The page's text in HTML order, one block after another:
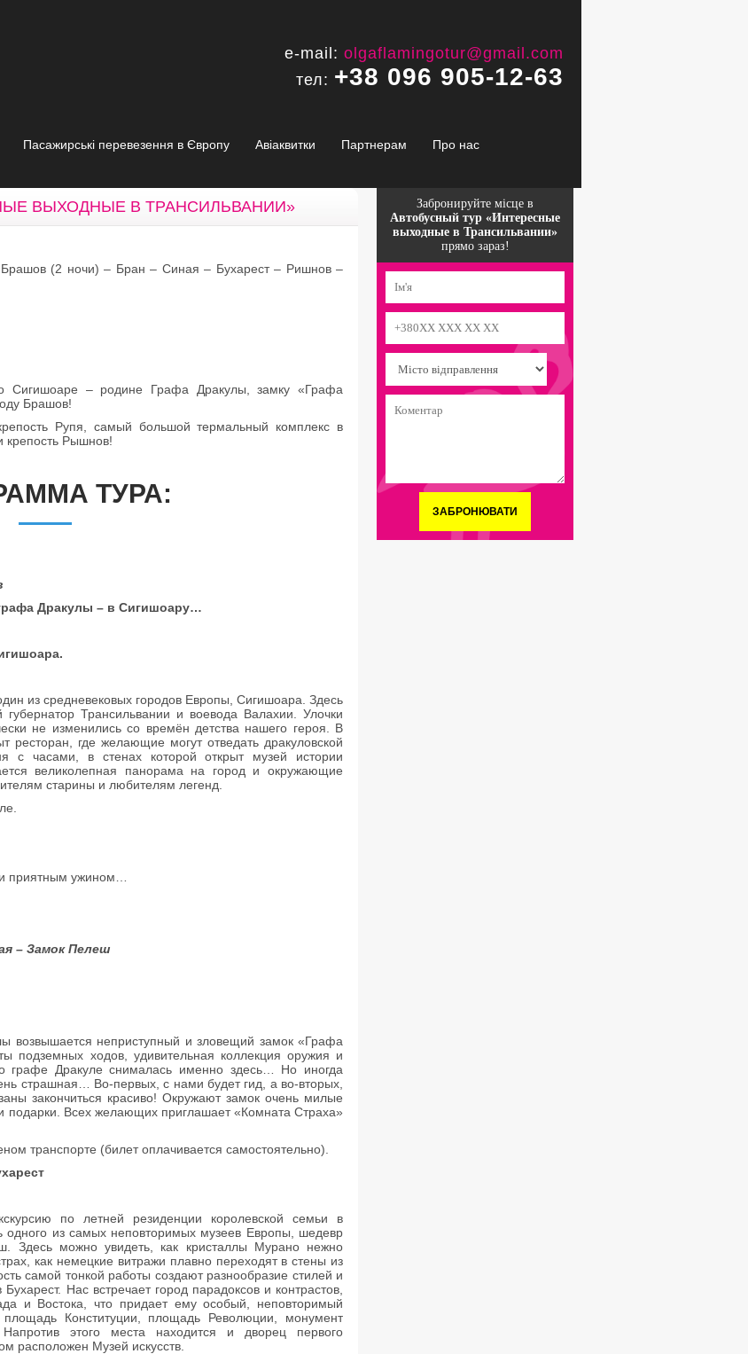
e-mail: olgaflamingotur@gmail.com
тел: +38 096 905-12-63
Пасажирські перевезення в Європу Авіаквитки Партнерам
Про нас
ВЫХОДНЫЕ В ТРАНСИЛЬВАНИИ»
(2 ночи) – Бран – Синая – Бухарест – Ришнов –
Сигишоаре – родине Графа Дракулы, замку «Графа
Брашов!
Рупя, самый большой термальный комплекс в
крепость Рышнов!
ТУРА:
Дракулы – в Сигишоару…
из средневековых городов Европы, Сигишоара. Здесь
Трансильвании и воевода Валахии. Улочки
не изменились со времён детства нашего героя. В
ресторан, где желающие могут отведать дракуловской
с часами, в стенах которой открыт музей истории
великолепная панорама на город и окружающие
старины и любителям легенд.
приятным ужином…
– Замок Пелеш
возвышается неприступный и зловещий замок «Графа
подземных ходов, удивительная коллекция оружия и
графе Дракуле снималась именно здесь… Но иногда
страшная… Во-первых, с нами будет гид, а во-вторых,
закончиться красиво! Окружают замок очень милые
подарки. Всех желающих приглашает «Комната Страха»
транспорте (билет оплачивается самостоятельно).
по летней резиденции королевской семьи в
из самых неповторимых музеев Европы, шедевр
Здесь можно увидеть, как кристаллы Мурано нежно
как немецкие витражи плавно переходят в стены из
самой тонкой работы создают разнообразие стилей и
Нас встречает город парадоксов и контрастов,
и Востока, что придает ему особый, неповторимый
площадь Конституции, площадь Революции, монумент
этого места находится и дворец первого
расположен Музей искусств.
Забронируйте місце в
Автобусный тур «Интересные
выходные в Трансильвании»
прямо зараз!
ЗАБРОНЮВАТИ